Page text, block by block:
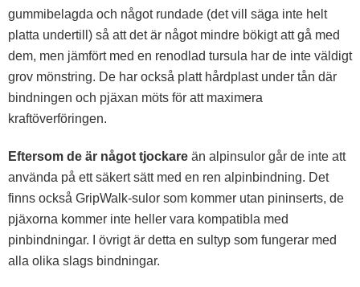
gummibelagda och något rundade (det vill säga inte helt
platta undertill) så att det är något mindre bökigt att gå med
dem, men jämfört med en renodlad tursula har de inte väldigt
grov mönstring. De har också platt hårdplast under tån där
bindningen och pjäxan möts för att maximera
kraftöverföringen.
Eftersom de är något tjockare än alpinsulor går de inte att
använda på ett säkert sätt med en ren alpinbindning. Det
finns också GripWalk-sulor som kommer utan pininserts, de
pjäxorna kommer inte heller vara kompatibla med
pinbindningar. I övrigt är detta en sultyp som fungerar med
alla olika slags bindningar.